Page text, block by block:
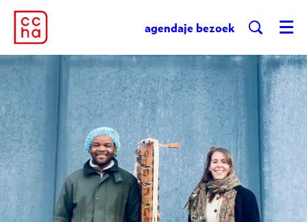
agendaje bezoek Menu